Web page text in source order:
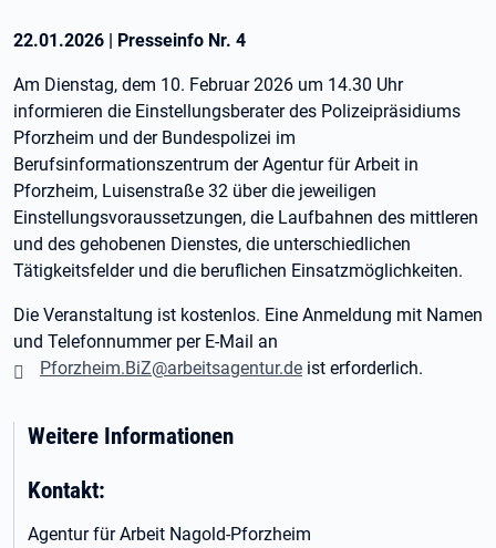
22.01.2026 | Presseinfo Nr. 4
Am Dienstag, dem 10. Februar 2026 um 14.30 Uhr
informieren die Einstellungsberater des Polizeipräsidiums
Pforzheim und der Bundespolizei im
Berufsinformationszentrum der Agentur für Arbeit in
Pforzheim, Luisenstraße 32 über die jeweiligen
Einstellungsvoraussetzungen, die Laufbahnen des mittleren
und des gehobenen Dienstes, die unterschiedlichen
Tätigkeitsfelder und die beruflichen Einsatzmöglichkeiten.
Die Veranstaltung ist kostenlos. Eine Anmeldung mit Namen
und Telefonnummer per E-Mail an
Pforzheim.BiZ@arbeitsagentur.de ist erforderlich.
Weitere Informationen
Kontakt:
Agentur für Arbeit Nagold-Pforzheim